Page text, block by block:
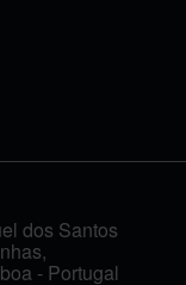
dos Santos
- Portugal